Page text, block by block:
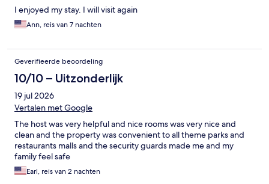
I enjoyed my stay. I will visit again
Ann, reis van 7 nachten
Geverifieerde beoordeling
10/10 – Uitzonderlijk
19 jul 2026
Vertalen met Google
The host was very helpful and nice rooms was very nice and
clean and the property was convenient to all theme parks and
restaurants malls and the security guards made me and my
family feel safe
Earl, reis van 2 nachten